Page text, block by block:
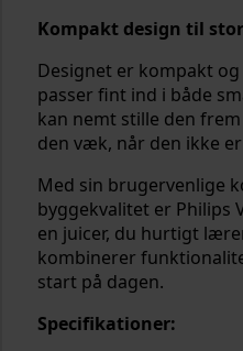
Kompakt design til
Designet er kompakt
passer fint ind i både
kan nemt stille den
den væk, når den ikke
Med sin brugervenlige
byggekvalitet er Philips
en juicer, du hurtigt
kombinerer
start på dagen.
Specifikationer: